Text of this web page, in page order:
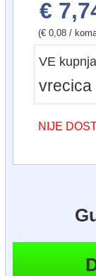
€
(€ 0,08 /
VE kupnja
NIJE